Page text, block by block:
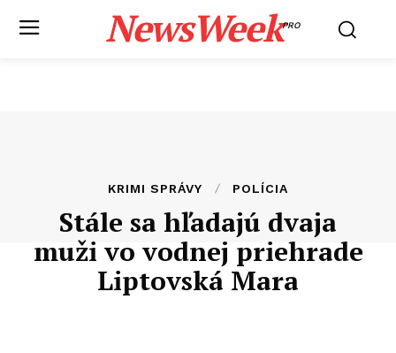
NewsWeekPRO
KRIMI SPRÁVY POLÍCIA
Stále sa hľadajú dvaja
muži vo vodnej priehrade
Liptovská Mara